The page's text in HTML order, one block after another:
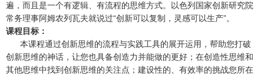
遍，而且是一个有逻辑、有流程的思维方式。以色列国家创新研究院
常务理事阿姆农列瓦夫就说过“创新可以复制，灵感可以生产”。
课程目标：
本课程通过创新思维的流程与实践工具的展开运用，帮助您打破
创新思维的神话，让您也具备创造力并能做的更好；在创造性思维和
其他思维中找到创新思维的关注点；建设性的、有效率的挑战您所在